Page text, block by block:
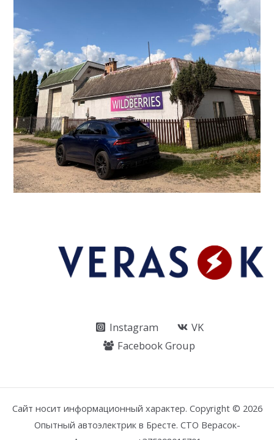
Instagram
VK
Facebook Group
Сайт носит информационный характер. Copyright © 2026
Опытный автоэлектрик в Бресте. СТО Верасок-